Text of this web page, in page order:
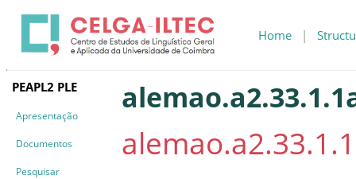
Home |
PEAPL2 PLE
Apresentação
Documentos
Pesquisar